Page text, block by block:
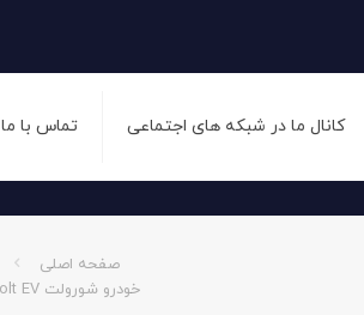
کانال ما در شبکه های اجتماعی تماس با ما
صفحه اصلی
خودرو شورولت Bolt EV اتوماتیک سال 2016